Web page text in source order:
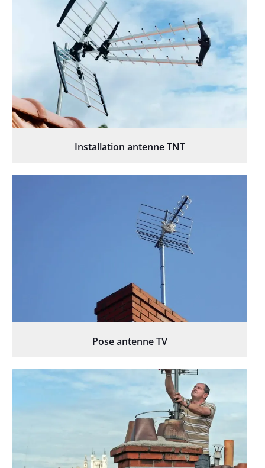
Installation antenne TNT
Pose antenne TV